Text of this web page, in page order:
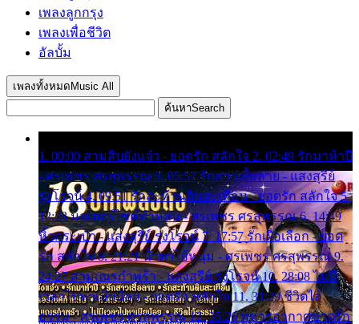
เพลงลูกกรุง
เพลงเพื่อชีวิต
อัลบั้ม
เพลงทั้งหมด Music All
ค้นหาSearch
1. 00:00 สามสิบยังแจ๋ว - ยอดรัก สลักใจ 2. 02:49 รักมาห้าปี
- ศรเพชร ศรสุพรรณ 3. 05:57 รักสาวเสื้อลาย - แสงสุรีย์
รุ่งโรจน์ 4. 09:51 รักสะท้านดินสะเทือน - ยอดรัก สลักใจ 5.
12:23 มอเตอร์ไซค์ทำหล่น - ศรเพชร ศรสุพรรณ 6. 14:49
หิ้วกระเป๋า - แสงสุรีย์ รุ่งโรจน์ 7. 17:57 รักเผื่อเลือก - ยอด
รัก สลักใจ 8. 21:21 น้ำตาไอ้หนุ่ม - ศรเพชร ศรสุพรรณ 9.
24:27 สามเณรกำพร้า - แสงสุรีย์ รุ่งโรจน์ 10. 28:08 ไม่มี
เวลาไปหาเมียน้อย - ยอดรัก สลักใจ 11. 31:29 ชีวิตไอ้
ธรรม - ศรเพชร ศรสุพรรณ 12. 35:26 ทหารอากาศขาดรัก